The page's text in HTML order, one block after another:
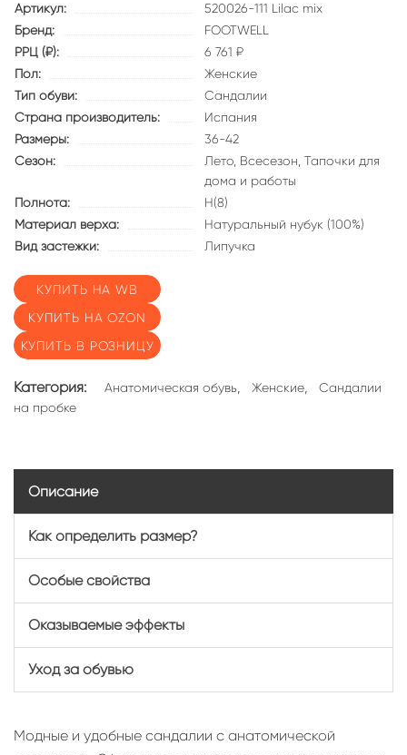
Артикул:
520026-111 Lilac mix
Бренд:
FOOTWELL
РРЦ (₽):
6 761 ₽
Пол:
Женские
Тип обуви:
Сандалии
Страна производитель:
Испания
Размеры:
36-42
Сезон:
Лето, Всесезон, Тапочки для
дома и работы
Полнота:
Н(8)
Материал верха:
Натуральный нубук (100%)
Вид застежки:
Липучка
КУПИТЬ НА WB
КУПИТЬ НА OZON
КУПИТЬ В РОЗНИЦУ
Категория: Анатомическая обувь, Женские, Сандалии
на пробке
Описание
Как определить размер?
Особые свойства
Оказываемые эффекты
Уход за обувью
Модные и удобные сандалии с анатомической